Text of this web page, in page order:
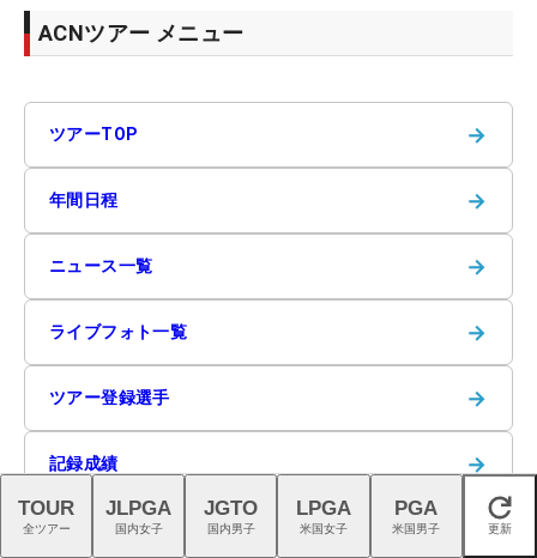
ACNツアー メニュー
ツアーTOP →
年間日程 →
ニュース一覧 →
ライブフォト一覧 →
ツアー登録選手 →
記録成績 →
閉じる
TOUR
全ツアー
JLPGA
国内女子
JGTO
国内男子
LPGA
米国女子
PGA
米国男子 更新